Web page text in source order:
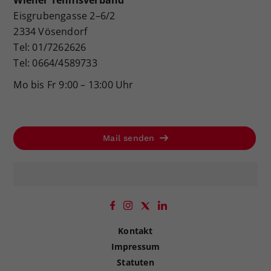
Eisgrubengasse 2–6/2
2334 Vösendorf
Tel: 01/7262626
Tel: 0664/4589733
Mo bis Fr 9:00 – 13:00 Uhr
Mail senden
Kontakt
Impressum
Statuten